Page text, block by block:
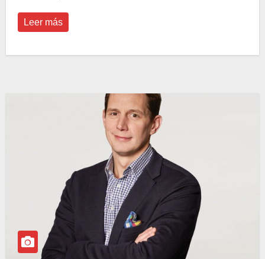
Leer más